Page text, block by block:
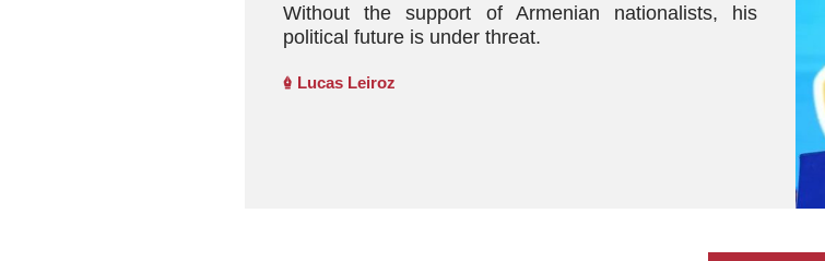
Without the support of Armenian nationalists, his
political future is under threat.
Lucas Leiroz